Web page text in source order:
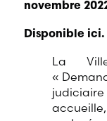
novembre
Disponible ici.
La
«